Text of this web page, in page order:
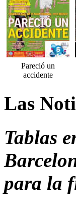
Pareció un
accidente
Las
Tablas
para la